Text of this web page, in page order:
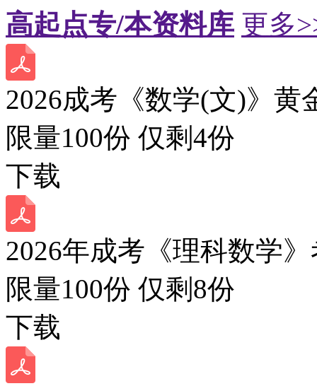
高起点专/本资料库 更多
2026成考《数学(文)》黄
限量100份 仅剩4份
下载
2026年成考《理科数学
限量100份 仅剩 8份
下载